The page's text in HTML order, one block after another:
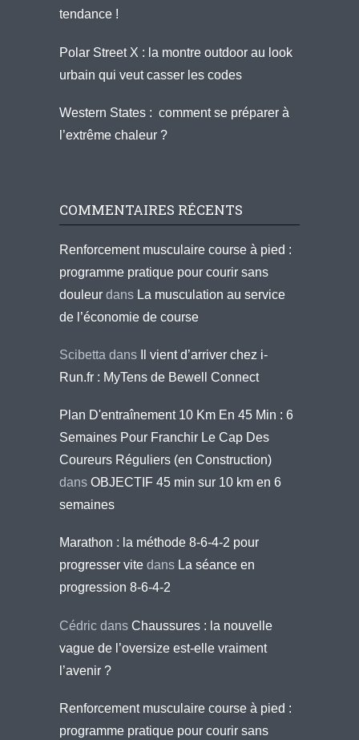
tendance !
Polar Street X : la montre outdoor au look
urbain qui veut casser les codes
Western States : comment se préparer à
l’extrême chaleur ?
COMMENTAIRES RÉCENTS
Renforcement musculaire course à pied :
programme pratique pour courir sans
douleur dans La musculation au service
de l’économie de course
Scibetta dans
Il vient d’arriver chez i-
Run.fr : MyTens de Bewell Connect
Plan D'entraînement 10 Km En 45 Min : 6
Semaines Pour Franchir Le Cap Des
Coureurs Réguliers (en Construction)
dans OBJECTIF 45 min sur 10 km en 6
semaines
Marathon : la méthode 8-6-4-2 pour
progresser vite dans La séance en
progression 8-6-4-2
Cédric dans Chaussures : la nouvelle
vague de l’oversize est-elle vraiment
l’avenir ?
Renforcement musculaire course à pied :
programme pratique pour courir sans